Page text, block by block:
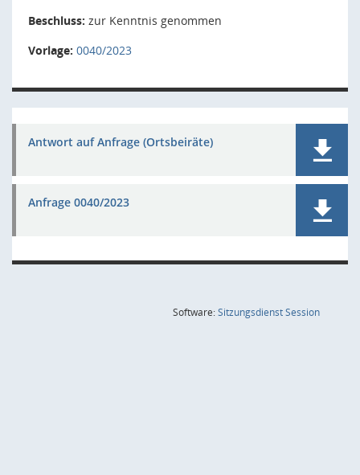
Beschluss: zur Kenntnis genommen
Vorlage: 0040/2023
Antwort auf Anfrage (Ortsbeiräte)
Anfrage 0040/2023
Software:SitzungsdienstSession(Wird in